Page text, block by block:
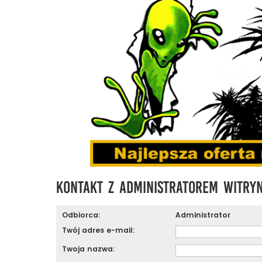
Kontakt z administratorem
Odbiorca:
Administrator
Twój adres e-mail:
Twoja nazwa: